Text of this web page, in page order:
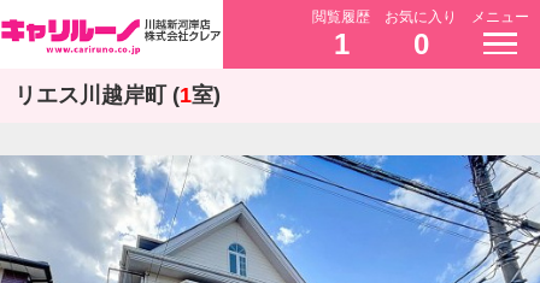
閲覧履歴
1
お気に入り
0
メニュー
リエス川越岸町 (1室)